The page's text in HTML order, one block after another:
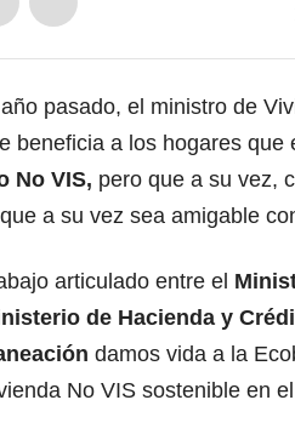
pasado, el ministro de
beneficia a los hogares que
No VIS, pero que a su vez,
a su vez sea amigable
articulado entre el
de Hacienda y
damos vida a la
No VIS sostenible en